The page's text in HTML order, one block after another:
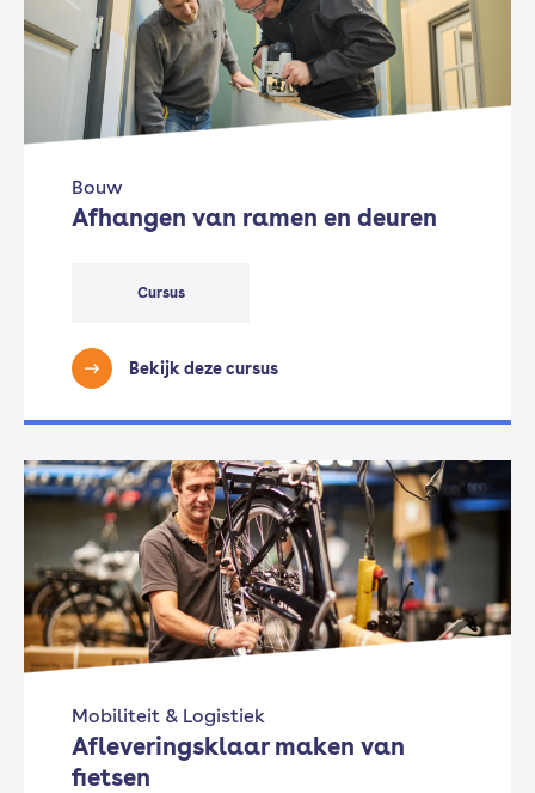
Bouw
Afhangen van ramen en deuren
Cursus
Bekijk deze cursus
Mobiliteit & Logistiek
Afleveringsklaar maken van
fietsen